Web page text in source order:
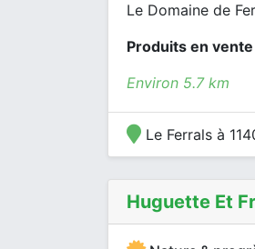
Le Domaine de
Produits en vente
Environ 5.7 km
Le Ferrals à
Huguette Et